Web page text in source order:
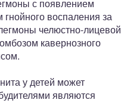
с появлением
воспаления за
челюстно-лицевой
кавернозного
у детей может
являются